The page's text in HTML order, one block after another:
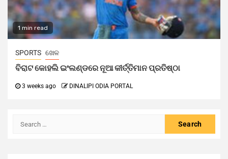
1 min read
SPORTS ଖେଳ
ବିରାଟ କୋହଲି ଇଂଲଣ୍ଡରେ ନୂଆ କୀର୍ତ୍ତିମାନ ପ୍ରତିଷ୍ଠା
3 weeks ago DINALIPI ODIA PORTAL